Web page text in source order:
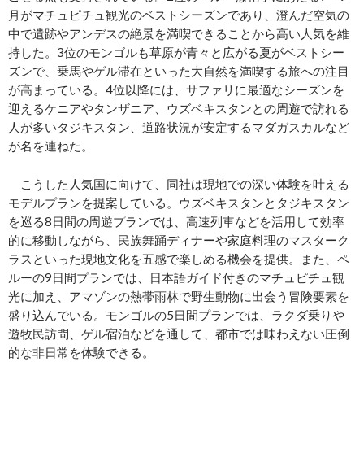
月がマチュピチュ観光のベストシーズンであり、澄んだ空気の
中で遺跡やアンデスの絶景を満喫できることから高い人気を維
持した。3位のモンゴルも草原が青々と広がる夏がベストシー
ズンで、乗馬やゲル滞在といった大自然を満喫する旅への注目
が高まっている。4位以降には、サファリに最適なシーズンを
迎えるケニアやタンザニア、ウズベキスタンとの周遊で訪れる
人が多いタジキスタン、道路状況が安定するマダガスカルなど
が名を連ねた。
こうした人気国に向けて、同社は現地での深い体験を叶える
モデルプランを提案している。ウズベキスタンとタジキスタン
を巡る8日間の周遊プランでは、高速列車などを活用して効率
的に移動しながら、民族舞踊ディナーや家庭料理のマスターク
ラスといった現地文化を五感で楽しめる機会を提供。また、ペ
ルーの9日間プランでは、日本語ガイド付きのマチュピチュ観
光に加え、アマゾンの熱帯雨林で野生動物に出会う冒険要素を
盛り込んでいる。モンゴルの5日間プランでは、ラクダ乗りや
遊牧民訪問、ゲル宿泊などを通して、都市では味わえない圧倒
的な非日常を体験できる。